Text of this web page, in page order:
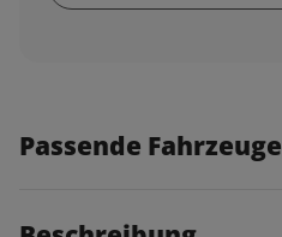
Passende Fahrzeuge